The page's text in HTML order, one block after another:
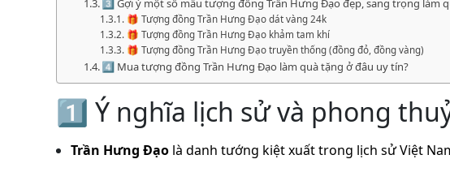
3️⃣ Gợi ý một số mẫu tượng đồng Trần Hưng Đạo đẹp, sang trọng làm
🎁 Tượng đồng Trần Hưng Đạo dát vàng 24k
🎁 Tượng đồng Trần Hưng Đạo khảm tam khí
🎁 Tượng đồng Trần Hưng Đạo truyền thống (đồng đỏ, đồng vàng)
4️⃣ Mua tượng đồng Trần Hưng Đạo làm quà tặng ở đâu uy tín?
1️⃣ Ý nghĩa lịch sử và phong
Trần Hưng Đạo là danh tướng kiệt xuất trong lịch sử Việt